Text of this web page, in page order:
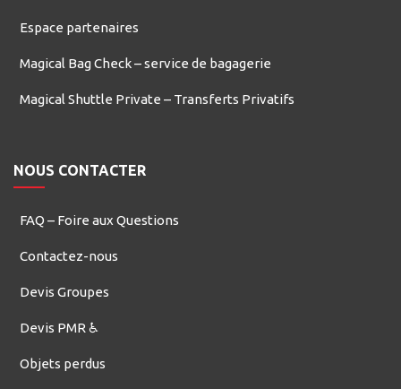
Espace partenaires
Magical Bag Check – service de bagagerie
Magical Shuttle Private – Transferts Privatifs
NOUS CONTACTER
FAQ – Foire aux Questions
Contactez-nous
Devis Groupes
Devis PMR ♿
Objets perdus